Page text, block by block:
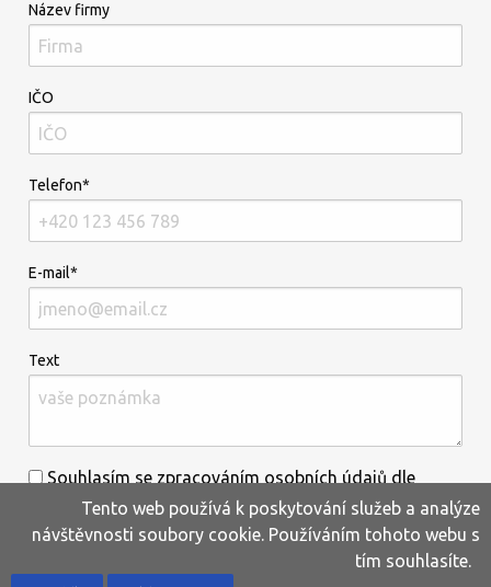
Název firmy
IČO
Telefon*
E-mail*
Text
Souhlasím se zpracováním osobních údajů dle
informací uvedenýchzde.*
Tento web používá k poskytování služeb a analýze
návštěvnosti soubory cookie. Používáním tohoto webu s
tím souhlasíte.